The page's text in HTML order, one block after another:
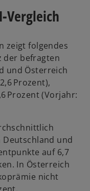
Vergleich
zeigt folgendes
der befragten
und Österreich
Prozent),
Prozent (Vorjahr:
und
auf 6,7
In Österreich
nicht